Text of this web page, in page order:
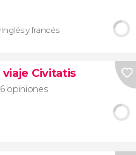
Inglés y francés
Civitatis
opiniones